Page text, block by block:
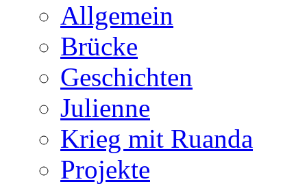
Allgemein
Brücke
Geschichten
Julienne
Krieg mit Ruanda
Projekte